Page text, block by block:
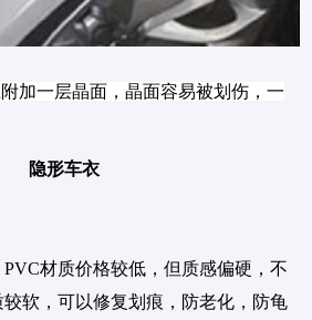
加一层晶面，晶面容易被划伤，一
隐形车衣
材质价格较低，但质感偏硬，不
软，可以修复划痕，防老化，防龟